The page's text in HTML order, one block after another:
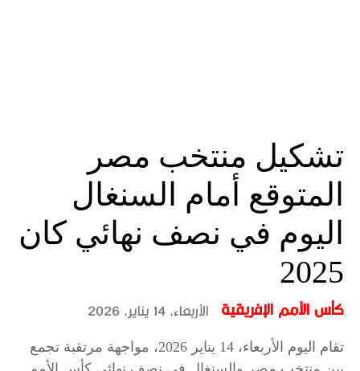
تشكيل منتخب مصر
المتوقع أمام السنغال
اليوم في نصف نهائي كان
2025
كأس الأمم الإفريقية الأربعاء، 14 يناير، 2026
تقام اليوم الأربعاء، 14 يناير 2026، مواجهة مرتقبة تجمع